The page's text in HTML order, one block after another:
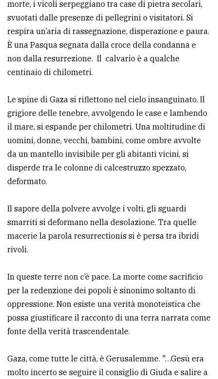
pubblicità
CERCA
comune
Ricerca
avanzata
LE
ALTRE
Privacy
Cookie
policy
morte, i vicoli serpeggiano tra case di pietra secolari,
svuotati dalle presenze di pellegrini o visitatori. Si
respira un’aria di rassegnazione, disperazione e paura.
È una Pasqua segnata dalla croce della condanna e
non dalla resurrezione. Il calvario è a qualche
centinaio di chilometri.
Le spine di Gaza si riflettono nel cielo insanguinato. Il
grigiore delle tenebre, avvolgendo le case e lambendo
il mare, si espande per chilometri. Una moltitudine di
uomini, donne, vecchi, bambini, come ombre avvolte
da un mantello invisibile per gli abitanti vicini, si
disperde tra le colonne di calcestruzzo spezzato,
deformato.
Il sapore della polvere avvolge i volti, gli sguardi
smarriti si deformano nella desolazione. Tra quelle
macerie la parola resurrectionis si è persa tra ibridi
rivoli.
In queste terre non c’è pace. La morte come sacrificio
per la redenzione dei popoli è sinonimo soltanto di
oppressione. Non esiste una verità monoteistica che
possa giustificare il racconto di una terra narrata come
fonte della verità trascendentale.
Gaza, come tutte le città, è Gerusalemme. "…Gesù era
molto incerto se seguire il consiglio di Giuda e salire a